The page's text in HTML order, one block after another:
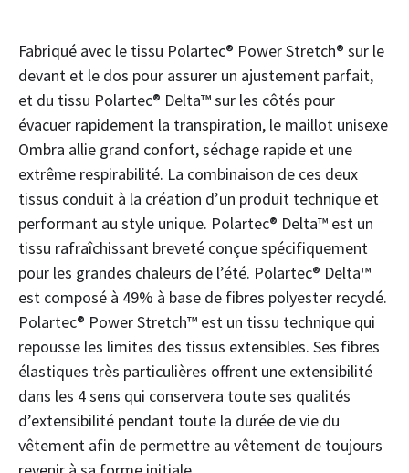
Fabriqué avec le tissu Polartec® Power Stretch® sur le
devant et le dos pour assurer un ajustement parfait,
et du tissu Polartec® Delta™ sur les côtés pour
évacuer rapidement la transpiration, le maillot unisexe
Ombra allie grand confort, séchage rapide et une
extrême respirabilité. La combinaison de ces deux
tissus conduit à la création d’un produit technique et
performant au style unique. Polartec® Delta™ est un
tissu rafraîchissant breveté conçue spécifiquement
pour les grandes chaleurs de l’été. Polartec® Delta™
est composé à 49% à base de fibres polyester recyclé.
Polartec® Power Stretch™ est un tissu technique qui
repousse les limites des tissus extensibles. Ses fibres
élastiques très particulières offrent une extensibilité
dans les 4 sens qui conservera toute ses qualités
d’extensibilité pendant toute la durée de vie du
vêtement afin de permettre au vêtement de toujours